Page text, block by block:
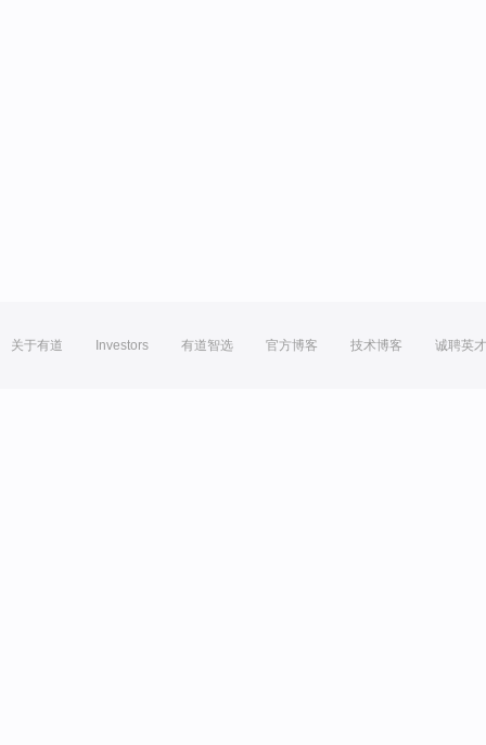
关于有道 Investors 有道智选 官方博客 技术博客 诚聘英才